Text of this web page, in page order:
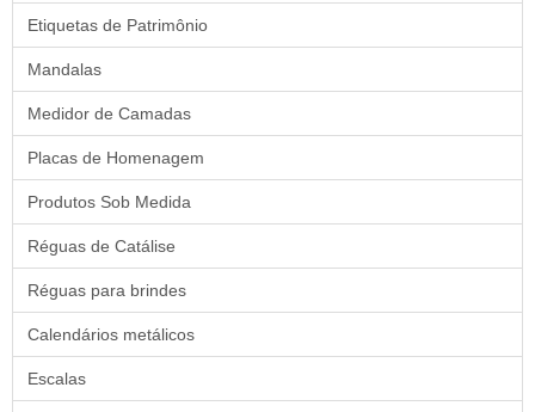
Etiquetas de Patrimônio
Mandalas
Medidor de Camadas
Placas de Homenagem
Produtos Sob Medida
Réguas de Catálise
Réguas para brindes
Calendários metálicos
Escalas